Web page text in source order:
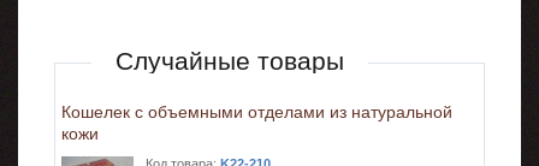
Случайные товары
Кошелек с объемными отделами из натуральной
кожи